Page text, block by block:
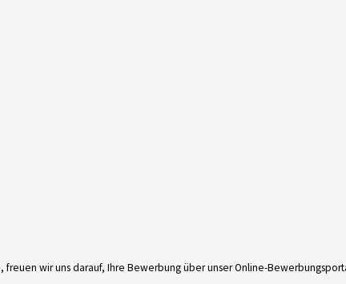
wir uns darauf, Ihre Bewerbung über unser Online-